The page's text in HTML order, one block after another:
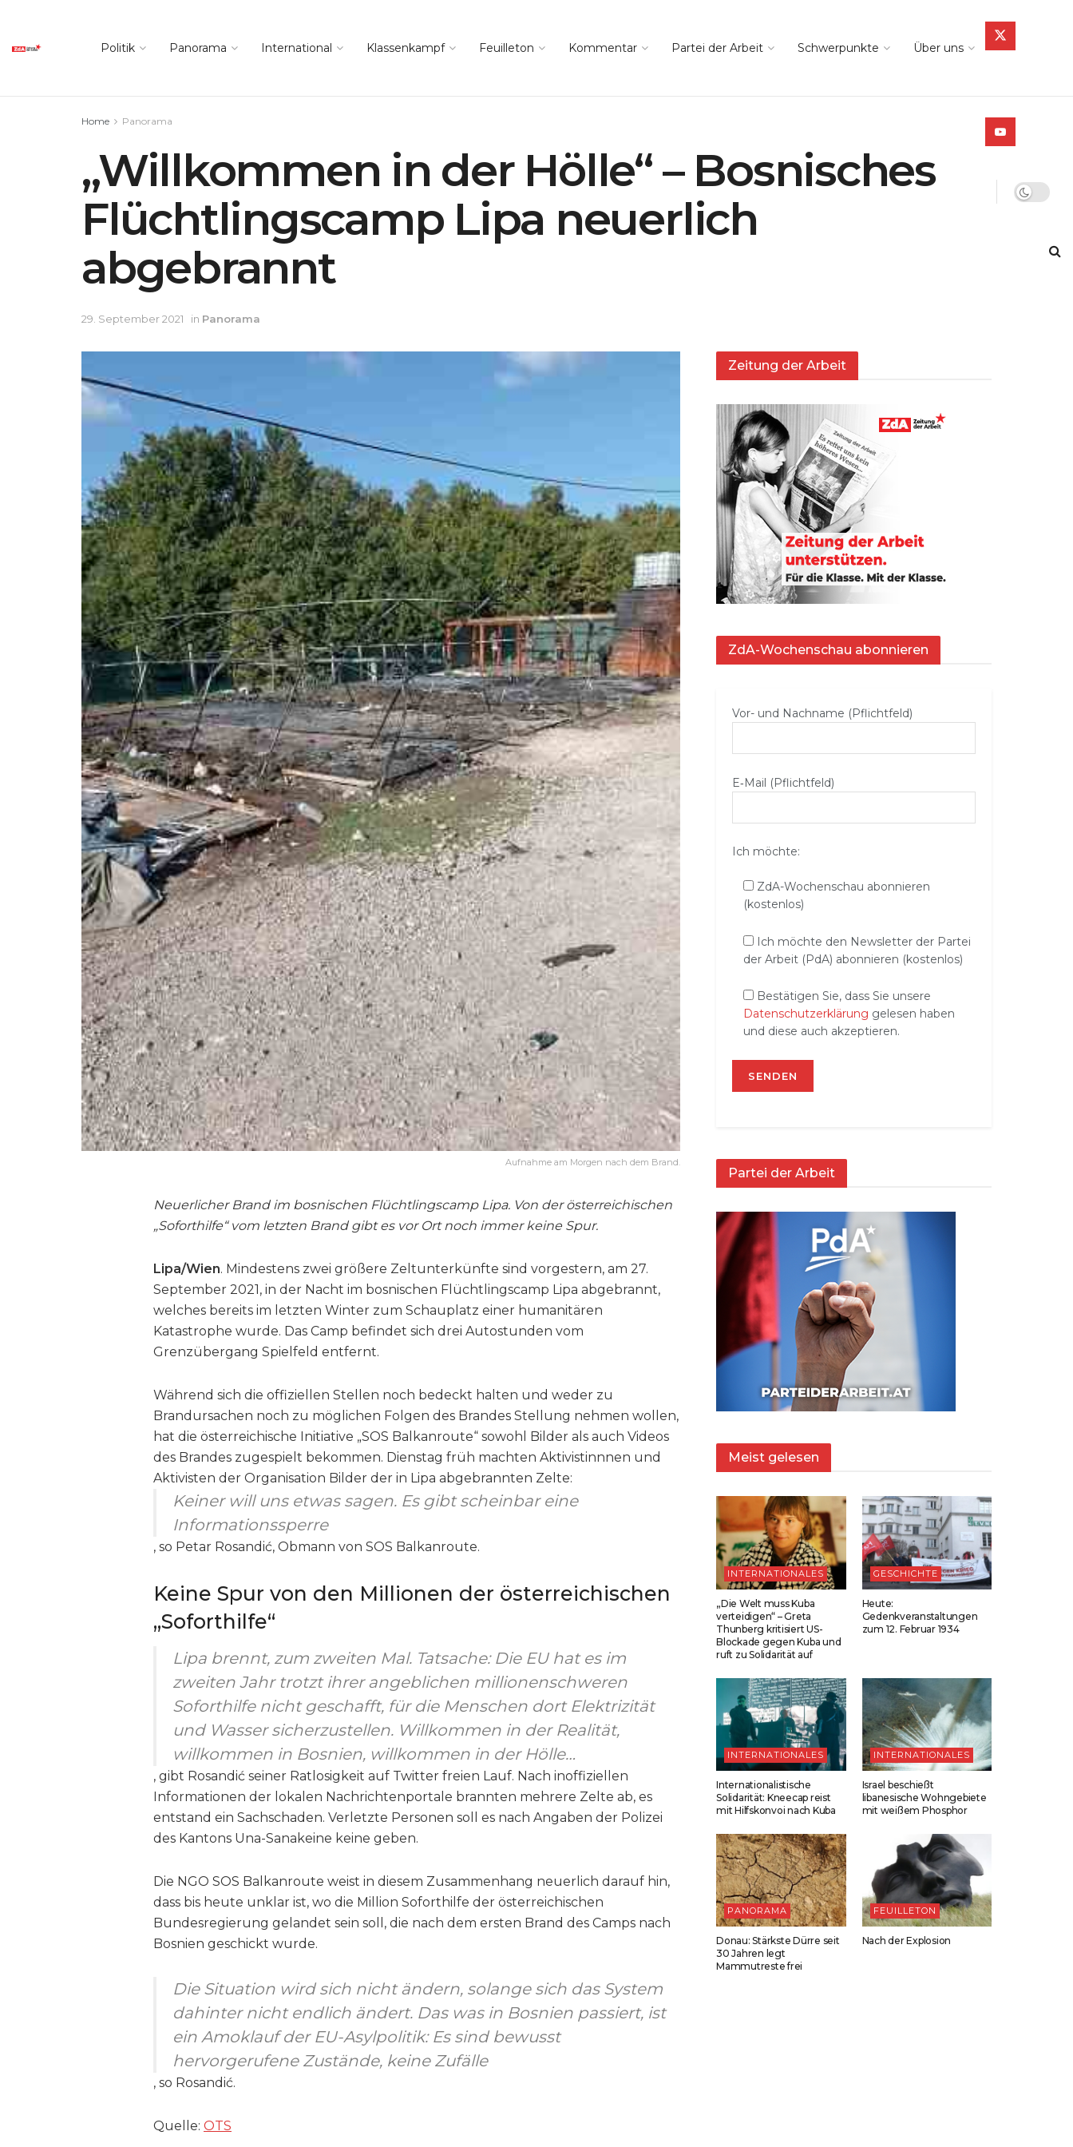
Politik Panorama International Klassenkampf Feuilleton Kommentar Partei der Arbeit Schwerpunkte Über uns
Home Panorama
„Willkommen in der Hölle“ – Bosnisches
Flüchtlingscamp Lipa neuerlich
abgebrannt
29. September 2021 in Panorama
Aufnahme am Morgen nach dem Brand.
Neuerlicher Brand im bosnischen Flüchtlingscamp Lipa. Von der österreichischen
„Soforthilfe“ vom letzten Brand gibt es vor Ort noch immer keine Spur.
Lipa/Wien. Mindestens zwei größere Zeltunterkünfte sind vorgestern, am 27.
September 2021, in der Nacht im bosnischen Flüchtlingscamp Lipa abgebrannt,
welches bereits im letzten Winter zum Schauplatz einer humanitären
Katastrophe wurde. Das Camp befindet sich drei Autostunden vom
Grenzübergang Spielfeld entfernt.
Während sich die offiziellen Stellen noch bedeckt halten und weder zu
Brandursachen noch zu möglichen Folgen des Brandes Stellung nehmen wollen,
hat die österreichische Initiative „SOS Balkanroute“ sowohl Bilder als auch Videos
des Brandes zugespielt bekommen. Dienstag früh machten Aktivistinnnen und
Aktivisten der Organisation Bilder der in Lipa abgebrannten Zelte:
Keiner will uns etwas sagen. Es gibt scheinbar eine
Informationssperre
, so Petar Rosandić, Obmann von SOS Balkanroute.
Keine Spur von den Millionen der österreichischen
„Soforthilfe“
Lipa brennt, zum zweiten Mal. Tatsache: Die EU hat es im
zweiten Jahr trotzt ihrer angeblichen millionenschweren
Soforthilfe nicht geschafft, für die Menschen dort Elektrizität
und Wasser sicherzustellen. Willkommen in der Realität,
willkommen in Bosnien, willkommen in der Hölle…
, gibt Rosandić seiner Ratlosigkeit auf Twitter freien Lauf. Nach inoffiziellen
Informationen der lokalen Nachrichtenportale brannten mehrere Zelte ab, es
entstand ein Sachschaden. Verletzte Personen soll es nach Angaben der Polizei
des Kantons Una-Sanakeine keine geben.
Die NGO SOS Balkanroute weist in diesem Zusammenhang neuerlich darauf hin,
dass bis heute unklar ist, wo die Million Soforthilfe der österreichischen
Bundesregierung gelandet sein soll, die nach dem ersten Brand des Camps nach
Bosnien geschickt wurde.
Die Situation wird sich nicht ändern, solange sich das System
dahinter nicht endlich ändert. Das was in Bosnien passiert, ist
ein Amoklauf der EU-Asylpolitik: Es sind bewusst
hervorgerufene Zustände, keine Zufälle
, so Rosandić.
Quelle: OTS
Zeitung der Arbeit
ZdA-Wochenschau abonnieren
Vor- und Nachname (Pflichtfeld)
E‑Mail (Pflichtfeld)
Ich möchte:
ZdA-Wochenschau abonnieren
(kostenlos)
Ich möchte den Newsletter der Partei
der Arbeit (PdA) abonnieren (kostenlos)
Bestätigen Sie, dass Sie unsere
Datenschutzerklärung gelesen haben
und diese auch akzeptieren.
Partei der Arbeit
Meist gelesen
INTERNATIONALES
„Die Welt muss Kuba
verteidigen“ – Greta
Thunberg kritisiert US-
Blockade gegen Kuba und
ruft zu Solidarität auf
GESCHICHTE
Heute:
Gedenkveranstaltungen
zum 12. Februar 1934
INTERNATIONALES
Internationalistische
Solidarität: Kneecap reist
mit Hilfskonvoi nach Kuba
INTERNATIONALES
Israel beschießt
libanesische Wohngebiete
mit weißem Phosphor
PANORAMA
Donau: Stärkste Dürre seit
30 Jahren legt
Mammutreste frei
FEUILLETON
Nach der Explosion